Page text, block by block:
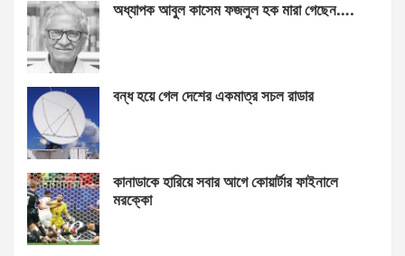
অধ্যাপক আবুল কাসেম ফজলুল হক মারা গেছেন….
বন্ধ হয়ে গেল দেশের একমাত্র সচল রাডার
কানাডাকে হারিয়ে সবার আগে কোয়ার্টার ফাইনালে
মরক্কো